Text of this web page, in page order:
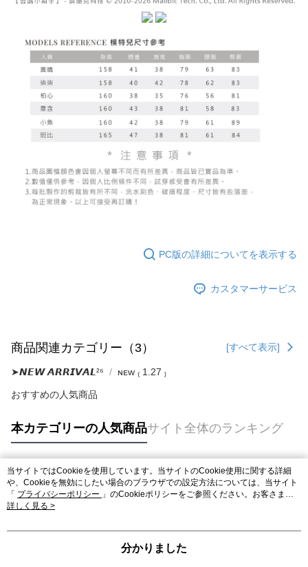
って提供され、ユーザーが取引時に本サービスを通じて商品やサービスを
購入できるようにし、店舗が売買／分割払い売買の債権を当社に譲渡した
後、契約に基づいて当社の請求書で帳款を支払うことになります。
情報（名前、電話または住所を含む）を台湾大哥大に提供し、収集、処理
および利用するために、当社があなた本人と分割請求書に必要な情報の確
認、照合および修正を行います。
3. 完全なユーザーサービス規約については、以下のリンクを参照してくだ
さい：https://oppay.tw/userRule
とに計算されます。AFTEEで注文すると、商品を受け取るまで支払い期限
を延長できますが、商品を期限内に受け取れない場合があります（例：予
わらず、AFTEEで指定された期限内にお支払いください。
二、支払い限度額
1.初回 AFTEEを ご利用の際に、認証結果及び当社の審査の結果に基づ
き、限度額が設定されます。
2.決済金額は最低NT$20です。
3.現在、台湾の会員のみご利用いただけます。
ロテクションズ（以下 AFTEE という）が提供し、AFTEEが代金を徴収し
ます。当サービスご利用の際に提供しなければならない個人情報（注文者
の氏名、電話番号、受取人の氏名、電話番号、受取人住所を含むがこれに
限らない）は、AFTEEに渡され当サービスで必要な範囲内で利用されま
す。AFTEEの個人情報の収集、処理、利用について、詳細はAFTEE公式ホ
AFTEEの初回ご利用の際に、審査を通過すれば、最高額がNT$10,000にな
にご連絡ください。上記に示した個人情報を、必要な購入注文書とあわせ
てAFTEEにご提供いただく、またはAFTEEにあなたの個人情報の収集、処
理、利用を許可することににご同意いただけない場合は、当サービスを選
択しないでください。
7-11取貨付款
配送毎にNT$60、NT$1,800以上で送料無料
付款後7-11取貨
配送毎にNT$60、NT$1,600以上で送料無料
國家/地區配送
PC版の詳細についてを表示する
カスタマーサービス
商品関連カテゴリー（3） [すべて表示]
➤𝙉𝙀𝙒 𝘼𝙍𝙍𝙄𝙑𝘼𝙇²⁶ ɴᴇᴡ ₍ 1.27 ₎
おすすめの人気商品
本カテゴリーの人気商品サイト全体のランキング
人気タグ
当サイトではCookieを使用しています。当サイトのCookie使用に関する詳細
や、Cookieを無効にしたい場合のブラウザでの設定方法については、当サイト
「 プライバシーポリシー 」のCookieポリシーをご参照ください。お客さま
が、当サイトを引き続き使用される場合、当社がサイト利用規約のCookieポリ
詳しく見る >
分かりました